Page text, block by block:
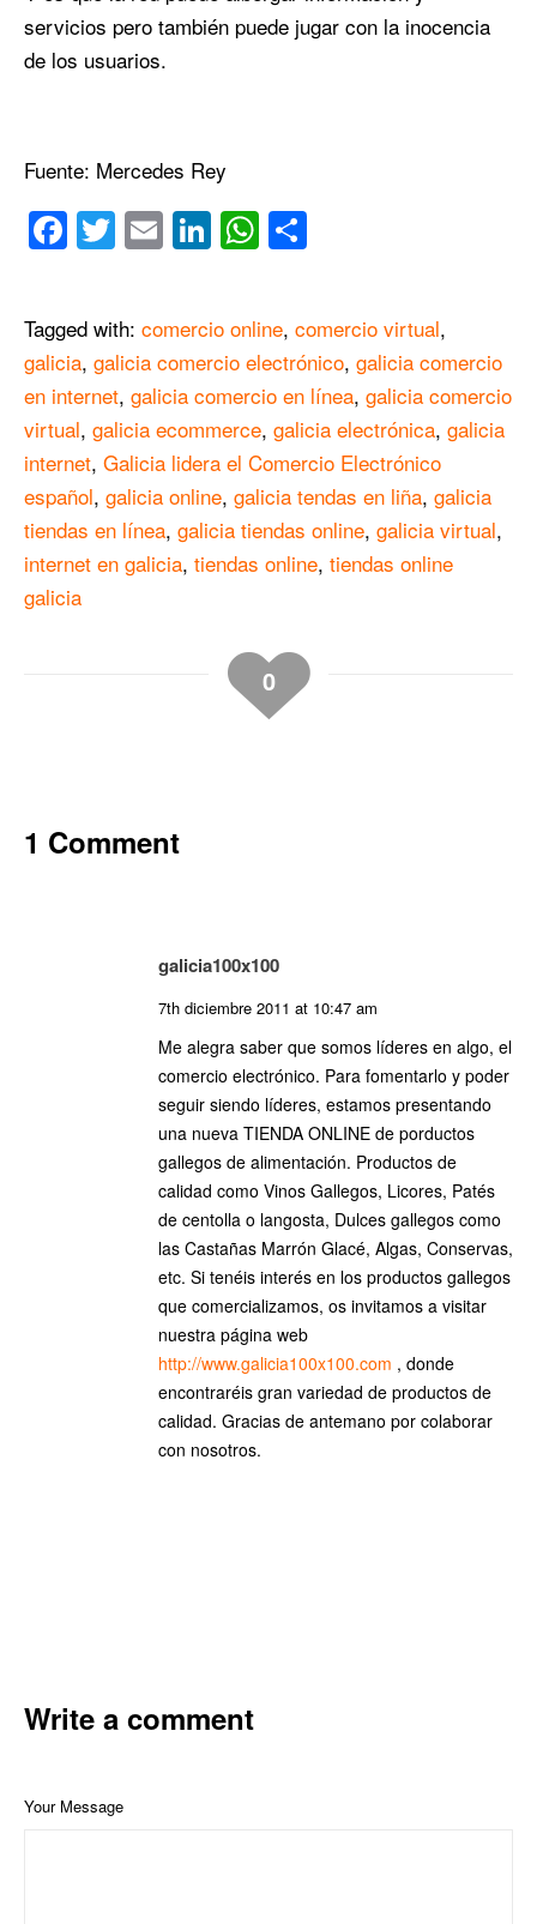
servicios pero también puede jugar con la inocencia
de los usuarios.
Fuente: Mercedes Rey
Facebook
Twitter
EmailLinkedIn
WhatsApp
Tagged with: comercio online, comercio virtual,
galicia, galicia comercio electrónico, galicia comercio
en internet, galicia comercio en línea, galicia comercio
virtual, galicia ecommerce, galicia electrónica, galicia
internet, Galicia lidera el Comercio Electrónico
español, galicia online, galicia tendas en liña, galicia
tiendas en línea, galicia tiendas online, galicia virtual,
internet en galicia, tiendas online, tiendas online
galicia
0
1 Comment
galicia100x100
7th diciembre 2011 at 10:47 am
Me alegra saber que somos líderes en algo, el
comercio electrónico. Para fomentarlo y poder
seguir siendo líderes, estamos presentando
una nueva TIENDA ONLINE de porductos
gallegos de alimentación. Productos de
calidad como Vinos Gallegos, Licores, Patés
de centolla o langosta, Dulces gallegos como
las Castañas Marrón Glacé, Algas, Conservas,
etc. Si tenéis interés en los productos gallegos
que comercializamos, os invitamos a visitar
nuestra página web
http://www.galicia100x100.com , donde
encontraréis gran variedad de productos de
calidad. Gracias de antemano por colaborar
con nosotros.
Write a comment
Your Message